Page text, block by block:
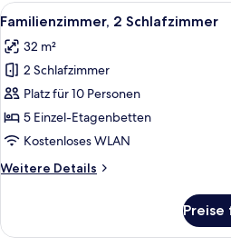
Alle
Fotos
für
Familienzimmer,
2 Schlafzimmer
anzeigen
Ein
11
Familienzimmer, 2 Schlafzimmer
32 m²
2 Schlafzimmer
Platz für 10 Personen
5 Einzel-Etagenbetten
Kostenloses WLAN
Weitere Details
Weitere
2 Schlafzimmer
Preise